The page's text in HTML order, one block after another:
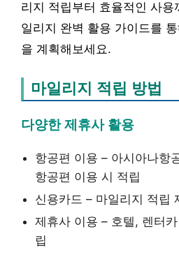
리지 적립부터 효율적인 사
일리지 완벽 활용 가이드를
을 계획해보세요.
마일리지 적립 방법
다양한 제휴사 활용
항공편 이용 – 아시아나항
항공편 이용 시 적립
신용카드 – 마일리지 적립
제휴사 이용 – 호텔, 렌터
립